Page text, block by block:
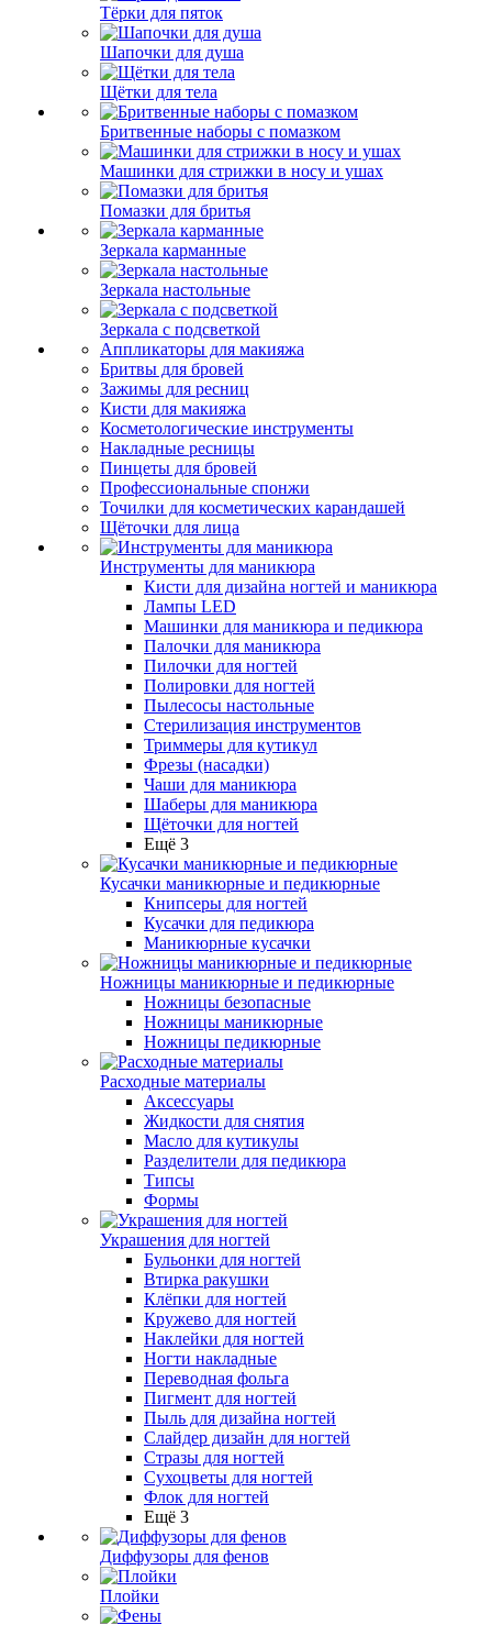
Тёрки для пяток
Шапочки для душа
Щётки для тела
Бритвенные наборы с помазком
Машинки для стрижки в носу и ушах
Помазки для бритья
Зеркала карманные
Зеркала настольные
Зеркала с подсветкой
Аппликаторы для макияжа
Бритвы для бровей
Зажимы для ресниц
Кисти для макияжа
Косметологические инструменты
Накладные ресницы
Пинцеты для бровей
Профессиональные спонжи
Точилки для косметических карандашей
Щёточки для лица
Инструменты для маникюра
Кисти для дизайна ногтей и маникюра
Лампы LED
Машинки для маникюра и педикюра
Палочки для маникюра
Пилочки для ногтей
Полировки для ногтей
Пылесосы настольные
Стерилизация инструментов
Триммеры для кутикул
Фрезы (насадки)
Чаши для маникюра
Шаберы для маникюра
Щёточки для ногтей
Ещё 3
Кусачки маникюрные и педикюрные
Книпсеры для ногтей
Кусачки для педикюра
Маникюрные кусачки
Ножницы маникюрные и педикюрные
Ножницы безопасные
Ножницы маникюрные
Ножницы педикюрные
Расходные материалы
Аксессуары
Жидкости для снятия
Масло для кутикулы
Разделители для педикюра
Типсы
Формы
Украшения для ногтей
Бульонки для ногтей
Втирка ракушки
Клёпки для ногтей
Кружево для ногтей
Наклейки для ногтей
Ногти накладные
Переводная фольга
Пигмент для ногтей
Пыль для дизайна ногтей
Слайдер дизайн для ногтей
Стразы для ногтей
Сухоцветы для ногтей
Флок для ногтей
Ещё 3
Диффузоры для фенов
Плойки